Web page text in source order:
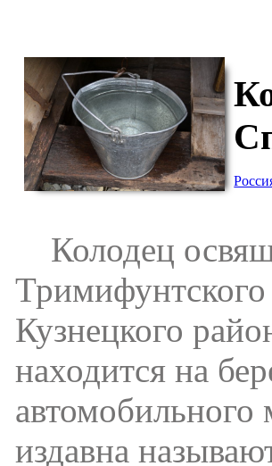
Колодец
Кузнецкого
находится на
автомобильного
издавна